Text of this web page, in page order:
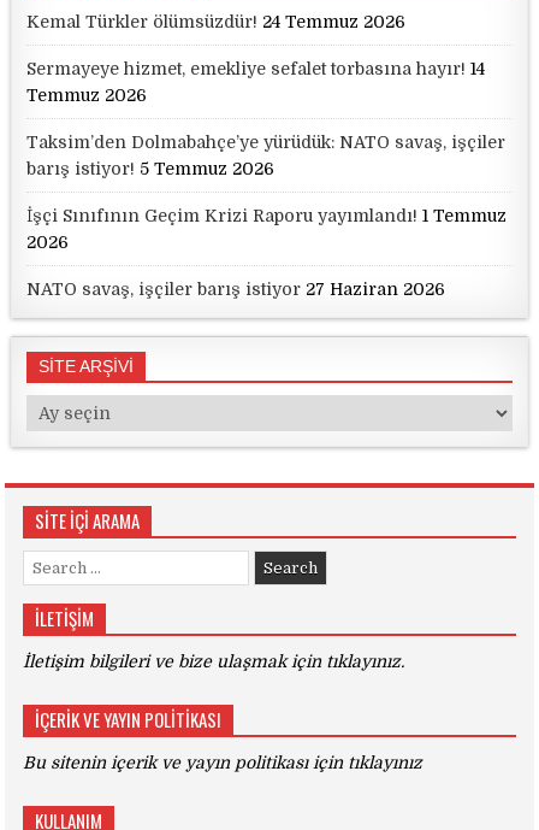
Kemal Türkler ölümsüzdür! 24 Temmuz 2026
Sermayeye hizmet, emekliye sefalet torbasına hayır! 14
Temmuz 2026
Taksim’den Dolmabahçe’ye yürüdük: NATO savaş, işçiler
barış istiyor! 5 Temmuz 2026
İşçi Sınıfının Geçim Krizi Raporu yayımlandı! 1 Temmuz
2026
NATO savaş, işçiler barış istiyor 27 Haziran 2026
SİTE ARŞİVİ
SİTE
ARŞİVİ
SİTE İÇİ ARAMA
Search
for:
İLETİŞİM
İletişim bilgileri ve bize ulaşmak için tıklayınız.
İÇERİK VE YAYIN POLİTİKASI
Bu sitenin içerik ve yayın politikası için tıklayınız
KULLANIM